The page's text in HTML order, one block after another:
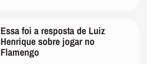
Essa foi a resposta de Luiz
Henrique sobre jogar no
Flamengo